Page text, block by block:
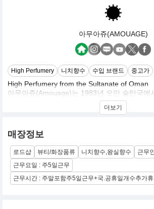
아무아쥬(AMOUAGE)
High Perfumery 니치향수 수입 브랜드 중고가
High Perfumery from the Sultanate of Oman
아무아쥬(Amouage)는 1983년 오만 술탄국에
머리 하우스입니다.전통과 현대적 창작을 결합
리한 향수를 선보이며 세계적 명성을 쌓아왔습
함을 선사합니다. 전 세계 80개국 이상에서 만
부티크 12곳과 1,000여 곳의 고급 백화점, 니치
트워크를 통해 글로벌 영향력을 확장하고 있습
한 깊은 전통과 철학은 아무아쥬의 모든 창작
더보기
매장정보
로드샵 뷰티/화장품류 니치향수,왕실향수
근무
근무요일 : 주5일근무
근무시간 : 주말포함주5일근무+국.공휴일개수추가